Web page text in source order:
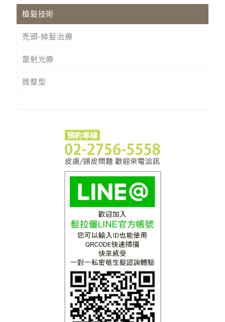
植髮技術
禿頭-掉髮治療
雷射光療
微整型